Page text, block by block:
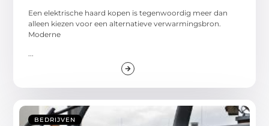
Een elektrische haard kopen is tegenwoordig meer dan
alleen kiezen voor een alternatieve verwarmingsbron.
Moderne
...
BEDRIJVEN